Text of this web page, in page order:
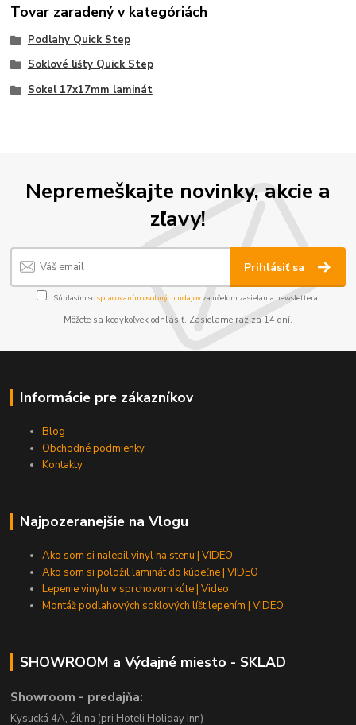
Tovar zaradený v kategóriách
Podlahy Quick Step
Soklové lišty Quick Step
Sokel 17x17mm laminát
Nepremeškajte novinky, akcie a
zľavy!
Prihlásiť sa
Súhlasím sospracovaním osobných údajov za účelom zasielania newslettera.
Môžete sa kedykoľvek odhlásiť. Zasielame raz za 14 dní.
Informácie pre zákazníkov
Blog
Obchodné podmienky
Kontakty
Najpozeranejšie na Vlogu
Ako som si nalepil vinyl na stenu | VIDEO
Ako som si položil laminát do kúpeľne | VIDEO
Lepenie vinylu v sprchovom kúte | Video
Montáž podlahových soklových líšt lepením | VIDEO
SHOWROOM a Výdajné miesto - SKLAD
Showroom - predajňa:
Kysucká 4A, Žilina (pri Hoteli Holiday Inn)